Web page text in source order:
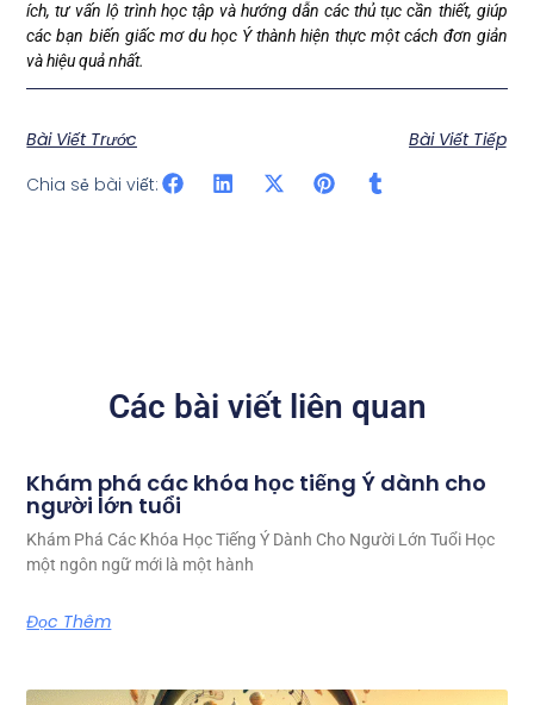
ích, tư vấn lộ trình học tập và hướng dẫn các thủ tục cần thiết, giúp
các bạn biến giấc mơ du học Ý thành hiện thực một cách đơn giản
và hiệu quả nhất.
Bài Viết Trước
Bài Viết Tiếp
Chia sẻ bài viết:
Các bài viết liên quan
Khám phá các khóa học tiếng Ý dành cho
người lớn tuổi
Khám Phá Các Khóa Học Tiếng Ý Dành Cho Người Lớn Tuổi Học
một ngôn ngữ mới là một hành
Đọc Thêm